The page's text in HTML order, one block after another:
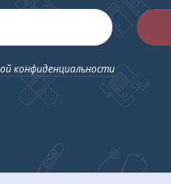
гель,
конфиденциальности